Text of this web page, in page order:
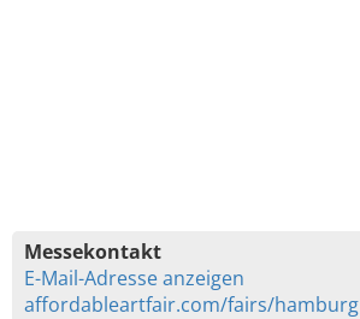
Messekontakt
E-Mail-Adresse anzeigen
affordableartfair.com/fairs/hamburg